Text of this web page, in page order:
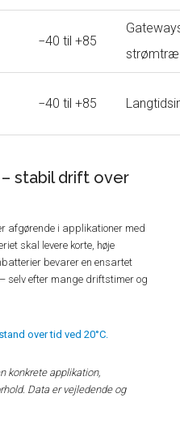
−40 til +85
−40 til +85
stabil drift over
afgørende i applikationer med
skal levere korte, høje
bevarer en ensartet
selv efter mange driftstimer og
konkrete applikation,
Data er vejledende og